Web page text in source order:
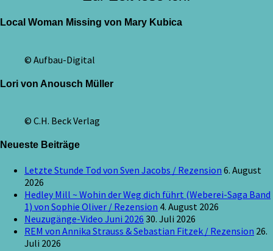
Local Woman Missing von Mary Kubica
© Aufbau-Digital
Lori von Anousch Müller
© C.H. Beck Verlag
Neueste Beiträge
Letzte Stunde Tod von Sven Jacobs / Rezension 6. August
2026
Hedley Mill ~ Wohin der Weg dich führt (Weberei-Saga Band
1) von Sophie Oliver / Rezension 4. August 2026
Neuzugänge-Video Juni 2026 30. Juli 2026
REM von Annika Strauss & Sebastian Fitzek / Rezension 26.
Juli 2026